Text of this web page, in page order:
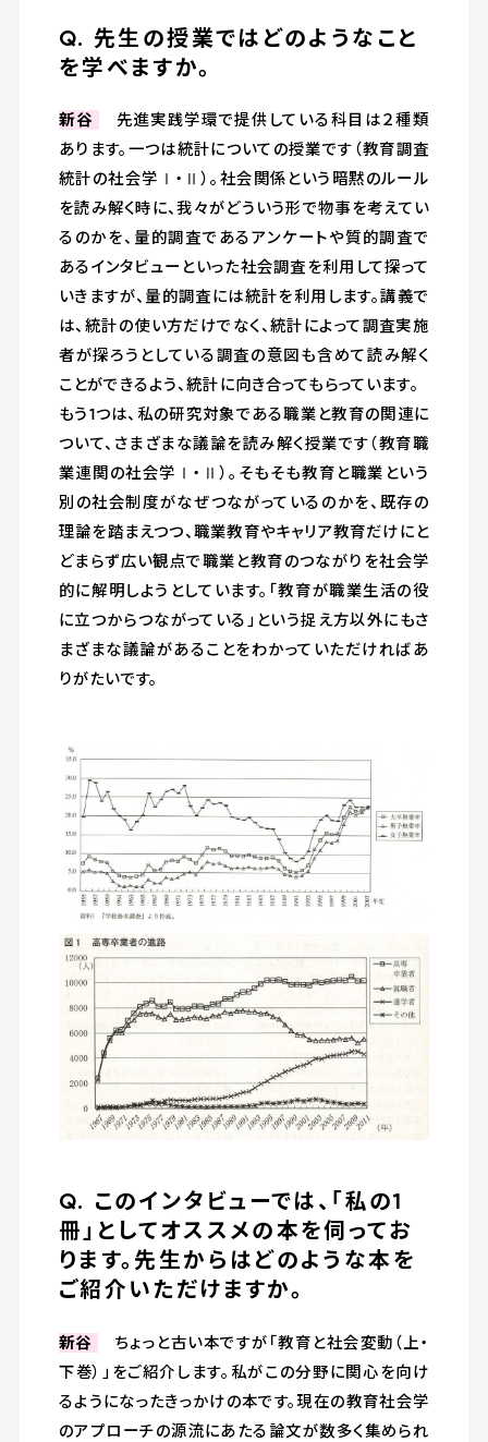
Q. 先生の授業ではどのようなこと
を学べますか。
新谷
先進実践学環で提供している科目は２種類
あります。一つは統計についての授業です（教育調査
統計の社会学Ⅰ・Ⅱ）。社会関係という暗黙のルール
を読み解く時に、我々がどういう形で物事を考えてい
るのかを、量的調査であるアンケートや質的調査で
あるインタビューといった社会調査を利用して探って
いきますが、量的調査には統計を利用します。講義で
は、統計の使い方だけでなく、統計によって調査実施
者が探ろうとしている調査の意図も含めて読み解く
ことができるよう、統計に向き合ってもらっています。
もう1つは、私の研究対象である職業と教育の関連に
ついて、さまざまな議論を読み解く授業です（教育職
業連関の社会学Ⅰ・Ⅱ）。そもそも教育と職業という
別の社会制度がなぜつながっているのかを、既存の
理論を踏まえつつ、職業教育やキャリア教育だけにと
どまらず広い観点で職業と教育のつながりを社会学
的に解明しようとしています。「教育が職業生活の役
に立つからつながっている」という捉え方以外にもさ
まざまな議論があることをわかっていただければあ
りがたいです。
Q. このインタビューでは、「私の1
冊」としてオススメの本を伺ってお
ります。先生からはどのような本を
ご紹介いただけますか。
新谷
ちょっと古い本ですが「教育と社会変動（上・
下巻）」をご紹介します。私がこの分野に関心を向け
るようになったきっかけの本です。現在の教育社会学
のアプローチの源流にあたる論文が数多く集められ